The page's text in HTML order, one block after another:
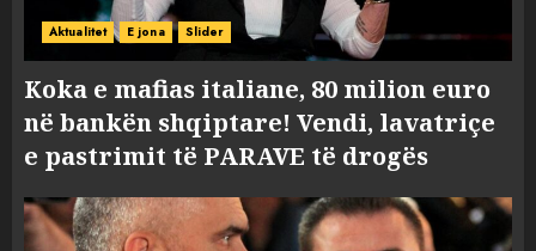
Aktualitet E jona Slider
Koka e mafias italiane, 80 milion euro
në bankën shqiptare! Vendi, lavatriçe
e pastrimit të PARAVE të drogës